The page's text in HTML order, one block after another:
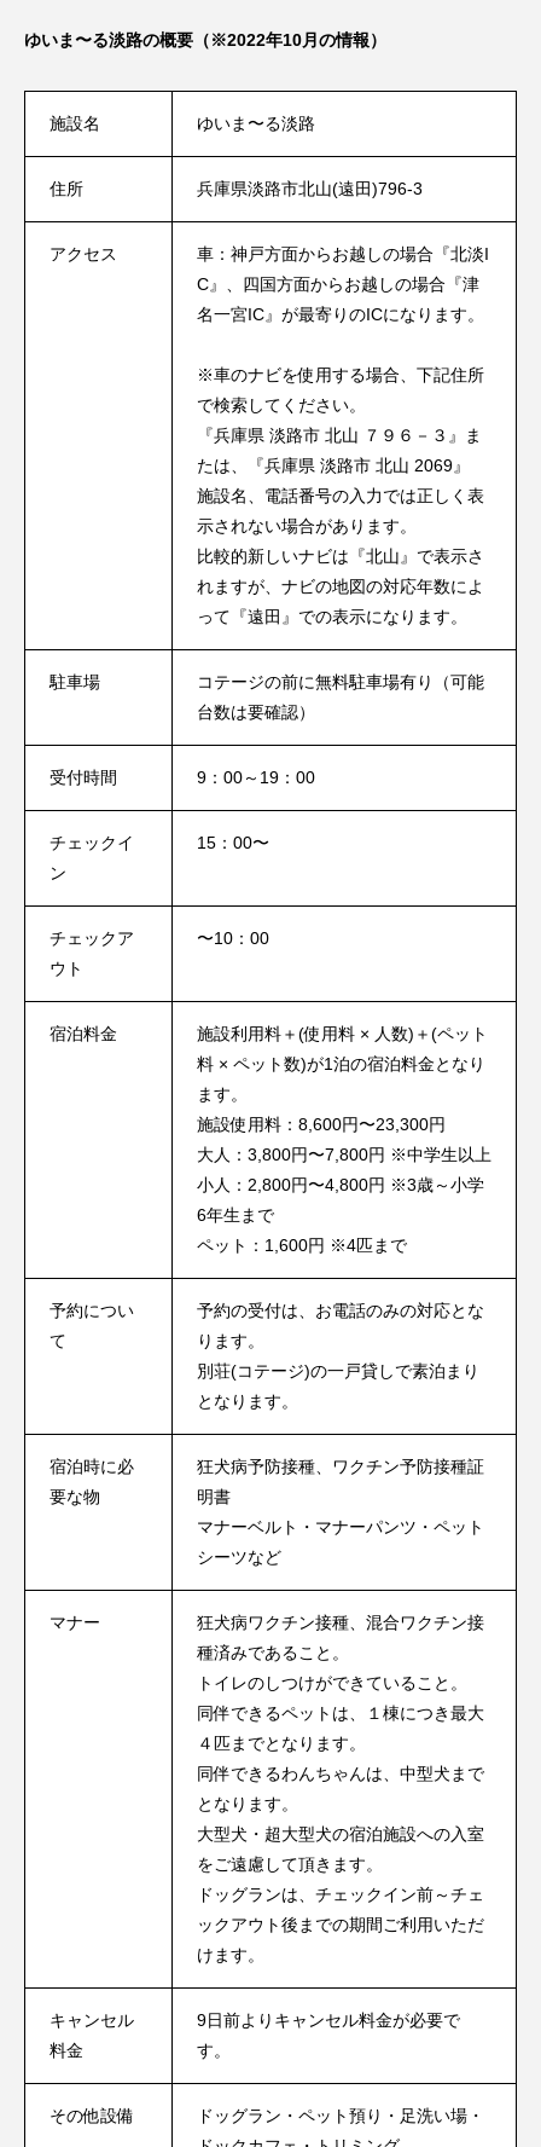
ゆいま〜る淡路の概要（※2022年10月の情報）
施設名 ゆいま〜る淡路
住所 兵庫県淡路市北山(遠田)796-3
アクセス
車：神戸方面からお越しの場合『北淡I
C』、四国方面からお越しの場合『津
名一宮IC』が最寄りのICになります。
※車のナビを使用する場合、下記住所
で検索してください。
『兵庫県 淡路市 北山 ７９６－３』ま
たは、『兵庫県 淡路市 北山 2069』
施設名、電話番号の入力では正しく表
示されない場合があります。
比較的新しいナビは『北山』で表示さ
れますが、ナビの地図の対応年数によ
って『遠田』での表示になります。
駐車場
コテージの前に無料駐車場有り（可能
台数は要確認）
受付時間 9：00～19：00
チェックイ
ン
15：00〜
チェックア
ウト
〜10：00
宿泊料金
施設利用料＋(使用料 × 人数)＋(ペット
料 × ペット数)が1泊の宿泊料金となり
ます。
施設使用料：8,600円〜23,300​円
大人：3,800円〜7,800​円 ※中学生以上
小人：2,800円〜4,800​円 ※3歳～小学
6年生まで
ペット：1,600円 ※4匹まで
予約につい
て
予約の受付は、お電話のみの対応とな
ります。
別荘(コテージ)の一戸貸しで素泊まり
となります。
宿泊時に必
要な物
狂犬病予防接種、ワクチン予防接種証
明書
マナーベルト・マナーパンツ・ペット
シーツなど
マナー
狂犬病ワクチン接種、混合ワクチン接
種済みであること。
トイレのしつけができていること。
同伴できるペットは、１棟につき最大
４匹までとなります。​
同伴できるわんちゃんは、中型犬まで
となります。
大型犬・超大型犬の宿泊施設への入室
をご遠慮して頂きます。​
ドッグランは、チェックイン前～チェ
ックアウト後までの期間ご利用いただ
けます。
キャンセル
料金
9日前よりキャンセル料金が必要で
す。
その他設備
ドッグラン・ペット預り・足洗い場・